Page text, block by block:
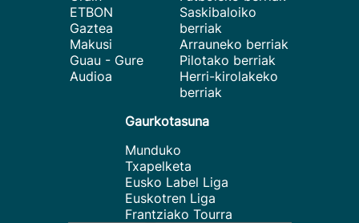
ETBON
Gaztea
Makusi
Guau - Gure
Audioa
Saskibaloiko
berriak
Arrauneko berriak
Pilotako berriak
Herri-kirolakeko
berriak
Gaurkotasuna
Munduko
Txapelketa
Eusko Label Liga
Euskotren Liga
Frantziako Tourra